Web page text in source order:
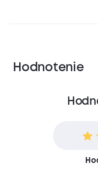
Hodnotenie